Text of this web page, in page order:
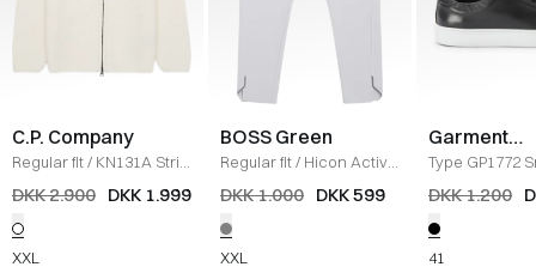
C.P. Company
Regular fit/ KN131A Strik
/HVID
DKK 2.900 DKK 1.999
XXL
BOSS Green
Regular fit/ Hicon Active
Bukser / LYS GRÅ
DKK 1.000 DKK 599
XXL
Garment
Project
Type GP1772
SORT
DKK 1.200
41